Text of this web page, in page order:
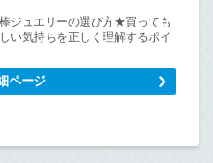
ジュエリーの選び方★買っても
い気持ちを正しく理解するポイ
ページ